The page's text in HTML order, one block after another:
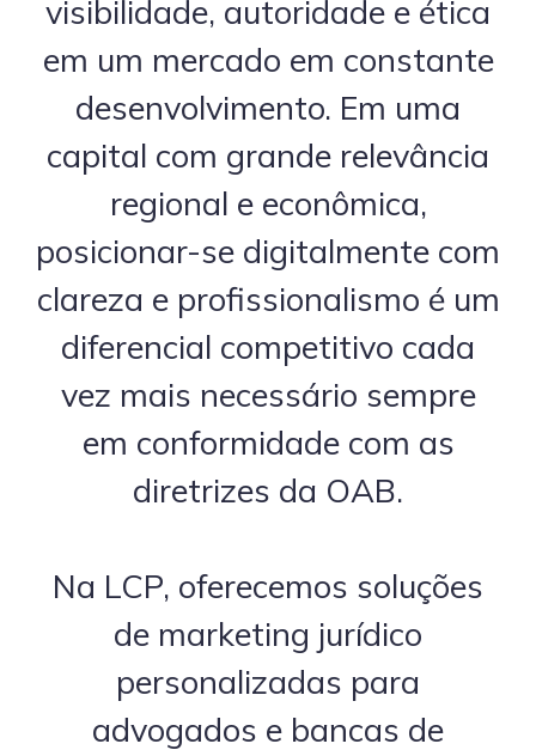
visibilidade, autoridade e ética
em um mercado em constante
desenvolvimento. Em uma
capital com grande relevância
regional e econômica,
posicionar-se digitalmente com
clareza e profissionalismo é um
diferencial competitivo cada
vez mais necessário sempre
em conformidade com as
diretrizes da OAB.
Na LCP, oferecemos soluções
de marketing jurídico
personalizadas para
advogados e bancas de